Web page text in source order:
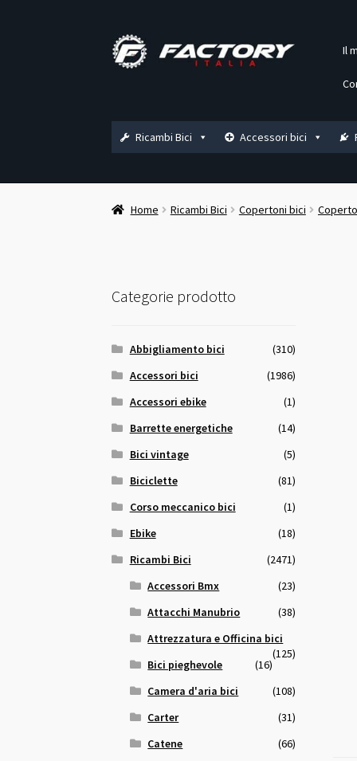
Vai
alla
Vai
al
Il
Ricambi Bici Accessori bici
Home Ricambi Bici Copertoni bici
Categorie prodotto
Abbigliamento bici
(310)
Accessori bici
(1986)
Accessori ebike
(1)
Barrette energetiche
(14)
Bici vintage
(5)
Biciclette
(81)
Corso meccanico bici
(1)
Ebike
(18)
Ricambi Bici
(2471)
Accessori Bmx
(23)
Attacchi Manubrio
(38)
Attrezzatura e Officina bici
(125)
Bici pieghevole
(16)
Camera d'aria bici
(108)
Carter
(31)
Catene
(66)